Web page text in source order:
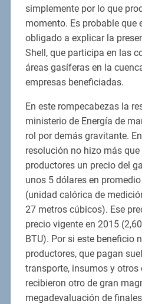
simplemente por lo que
momento. Es probable que
obligado a explicar la
Shell, que participa en las
áreas gasíferas en la
empresas beneficiadas.
En este rompecabezas la
ministerio de Energía de
rol por demás gravitante.
resolución no hizo más que
productores un precio del
unos 5 dólares en
(unidad calórica de
27 metros cúbicos). Ese
precio vigente en 2015
BTU). Por si este beneficio
productores, que pagan
transporte, insumos y otros
recibieron otro de gran
megadevaluación de